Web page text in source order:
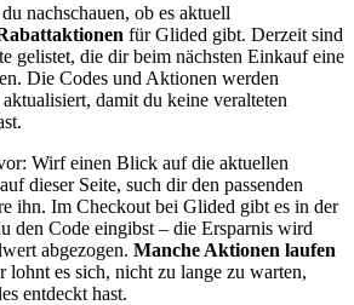
nachschauen, ob es aktuell
für Glided gibt. Derzeit sind
gelistet, die dir beim nächsten Einkauf eine
Die Codes und Aktionen werden
damit du keine veralteten
Wirf einen Blick auf die aktuellen
dieser Seite, such dir den passenden
ihn. Im Checkout bei Glided gibt es in der
den Code eingibst – die Ersparnis wird
abgezogen. Manche Aktionen laufen
lohnt es sich, nicht zu lange zu warten,
entdeckt hast.